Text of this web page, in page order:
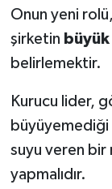
Onun yeni
şirketin
belirlemektir.
Kurucu lider,
büyüyemediği
suyu veren bir
yapmalıdır.